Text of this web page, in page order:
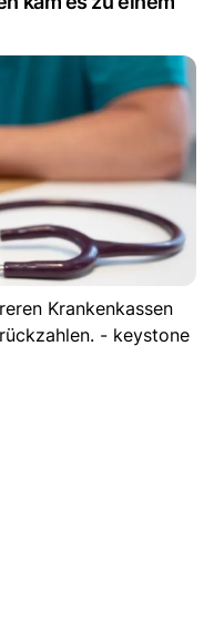
Krankenkassen
- keystone